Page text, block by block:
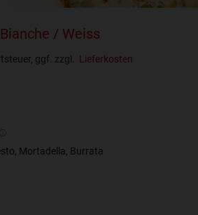
/ Weiss
ggf. zzgl. Lieferkosten
Mortadella, Burrata